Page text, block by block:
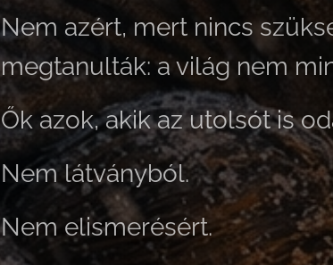
Nem azért, mert nincs
megtanulták: a világ nem
Ők azok, akik az utolsót is
Nem látványból.
Nem elismerésért.